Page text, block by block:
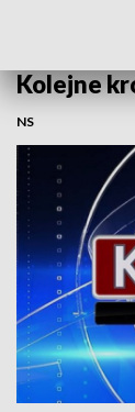
Kolejne
NS